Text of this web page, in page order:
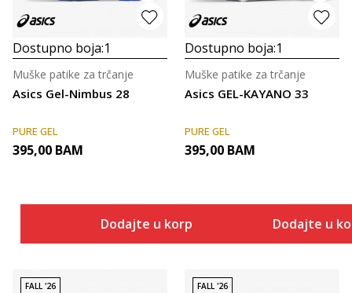
Dostupno boja:1
Asics Gel-Nimbus 28
Muške patike za trčanje
PURE GEL
395,00 BAM
Dodajte u korpu
Dostupno boja:1
Asics GEL-KAYANO 33
Muške patike za trčanje
PURE GEL
395,00 BAM
Dodajte u
FALL '26 FALL '26